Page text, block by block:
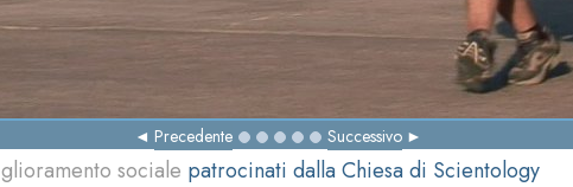
Precedente Successivo
sociale patrocinati dalla Chiesa di Scientology